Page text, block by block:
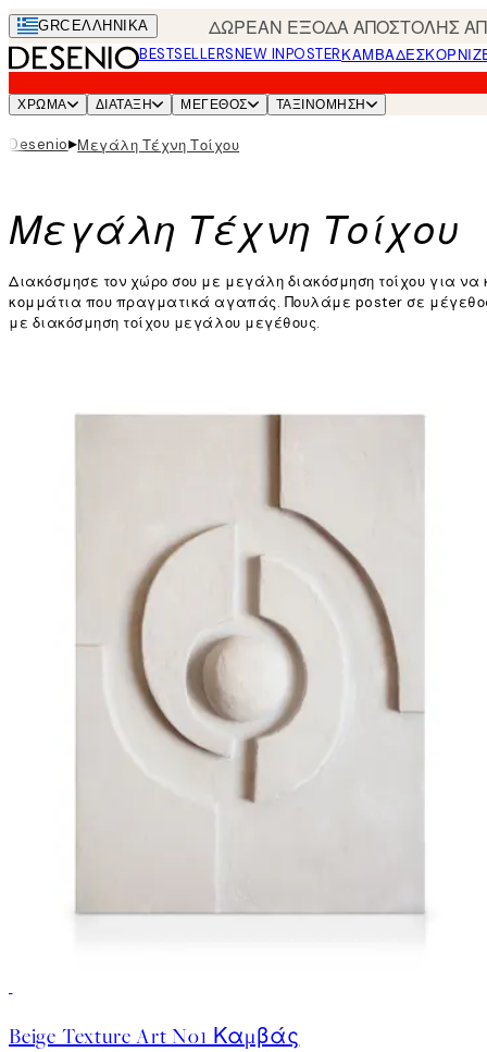
Skip
to
main
content.
GRC ΕΛΛΗΝΙΚΆ ΔΩΡΕΑΝ ΕΞΟΔΑ ΑΠΟΣΤΟΛΗΣ
BESTSELLERSNEW INPOSTERΚΑΜΒΆΔΕΣ
ΧΡΩΜΑ ΔΙΑΤΑΞΗ ΜΕΓΕΘΟΣ ΤΑΞΙΝΌΜΗΣΗ
Desenio▸Μεγάλη Τέχνη Τοίχου
Μεγάλη Τέχνη Τοίχου
Διακόσμησε τον χώρο σου με μεγάλη διακόσμηση τοίχου για
κομμάτια που πραγματικά αγαπάς. Πουλάμε poster σε
με διακόσμηση τοίχου μεγάλου μεγέθους.
Beige Texture Art No1 Καμβάς